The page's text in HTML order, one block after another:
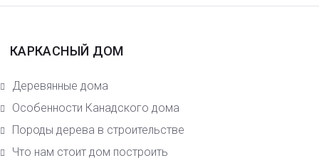
КАРКАСНЫЙ ДОМ
Деревянные дома
Особенности Канадского дома
Породы дерева в строительстве
Что нам стоит дом построить